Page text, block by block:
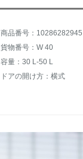
商品番号：10286282945
貨物番号：W 40
容量：30 L-50 L
ドアの開け方：横式